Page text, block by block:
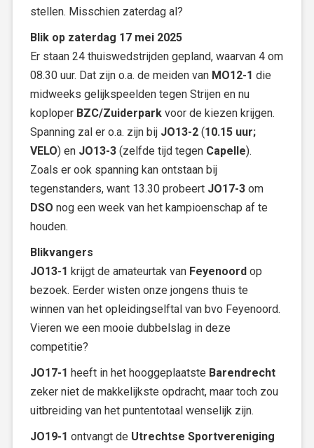
stellen. Misschien zaterdag al?
Blik op zaterdag 17 mei 2025
Er staan 24 thuiswedstrijden gepland, waarvan 4 om
08.30 uur. Dat zijn o.a. de meiden van MO12-1 die
midweeks gelijkspeelden tegen Strijen en nu
koploper BZC/Zuiderpark voor de kiezen krijgen.
Spanning zal er o.a. zijn bij JO13-2 (10.15 uur;
VELO) en JO13-3 (zelfde tijd tegen Capelle).
Zoals er ook spanning kan ontstaan bij
tegenstanders, want 13.30 probeert JO17-3 om
DSO nog een week van het kampioenschap af te
houden.
Blikvangers
JO13-1 krijgt de amateurtak van Feyenoord op
bezoek. Eerder wisten onze jongens thuis te
winnen van het opleidingselftal van bvo Feyenoord.
Vieren we een mooie dubbelslag in deze
competitie?
JO17-1 heeft in het hooggeplaatste Barendrecht
zeker niet de makkelijkste opdracht, maar toch zou
uitbreiding van het puntentotaal wenselijk zijn.
JO19-1 ontvangt de Utrechtse Sportvereniging